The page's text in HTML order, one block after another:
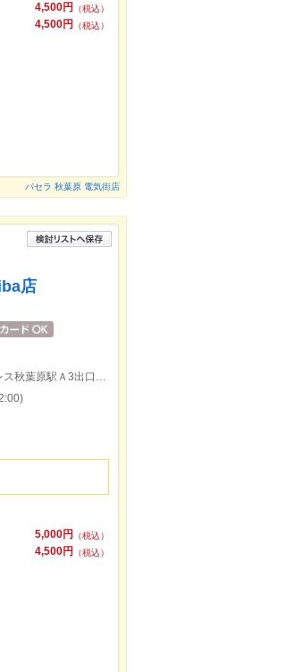
4,500円
（税込）
4,500円
（税込）
パセラ 秋葉原 電気街店
店
JR各線「秋葉原駅」昭和通り口より徒歩1分/つくばエクスプレス秋葉原駅Ａ3出口より徒歩1分
5,000円
（税込）
4,500円
（税込）